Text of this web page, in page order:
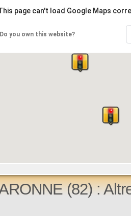
page can't load Google Maps
Do you own this website?
(82) :